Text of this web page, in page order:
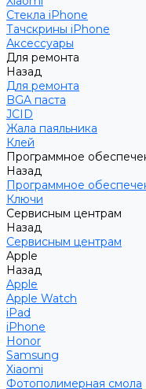
Стекла iPhone
Тачскрины iPhone
Аксессуары
Для ремонта
Назад
Для ремонта
BGA паста
JCID
Жала паяльника
Клей
Программное
Назад
Программное
Ключи
Сервисным центрам
Назад
Сервисным центрам
Apple
Назад
Apple
Apple Watch
iPad
iPhone
Honor
Samsung
Xiaomi
Фотополимерная смола